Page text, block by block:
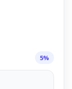
5%